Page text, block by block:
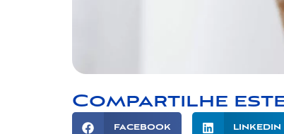
Compartilhe
FACEBOOK LINKEDIN